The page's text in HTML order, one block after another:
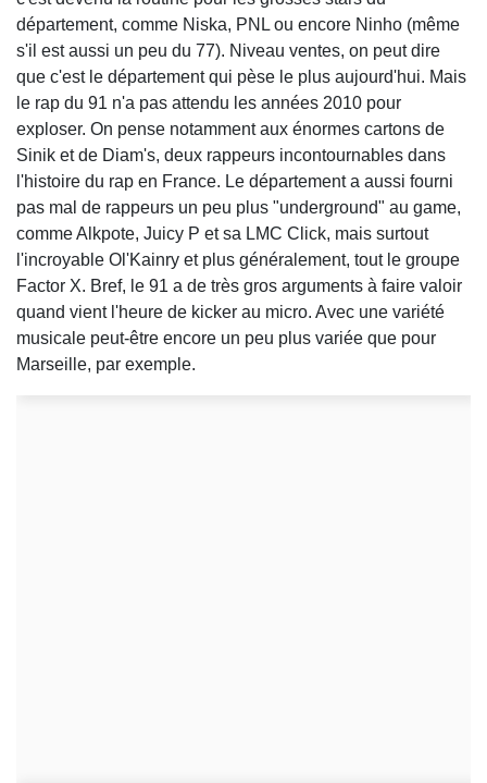
département, comme Niska, PNL ou encore Ninho (même
s'il est aussi un peu du 77). Niveau ventes, on peut dire
que c'est le département qui pèse le plus aujourd'hui. Mais
le rap du 91 n'a pas attendu les années 2010 pour
exploser. On pense notamment aux énormes cartons de
Sinik et de Diam's, deux rappeurs incontournables dans
l'histoire du rap en France. Le département a aussi fourni
pas mal de rappeurs un peu plus "underground" au game,
comme Alkpote, Juicy P et sa LMC Click, mais surtout
l'incroyable Ol'Kainry et plus généralement, tout le groupe
Factor X. Bref, le 91 a de très gros arguments à faire valoir
quand vient l'heure de kicker au micro. Avec une variété
musicale peut-être encore un peu plus variée que pour
Marseille, par exemple.